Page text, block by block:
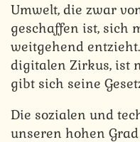
Umwelt, die zwar
geschaffen ist, sich
weitgehend entzieht.
digitalen Zirkus, ist
gibt sich seine
Die sozialen und
unseren hohen